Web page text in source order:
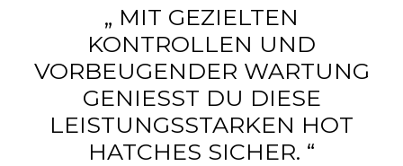
„ MIT GEZIELTEN
KONTROLLEN UND
VORBEUGENDER WARTUNG
GENIESST DU DIESE L
EISTUNGSSTARKEN HOT H
ATCHES SICHER. “